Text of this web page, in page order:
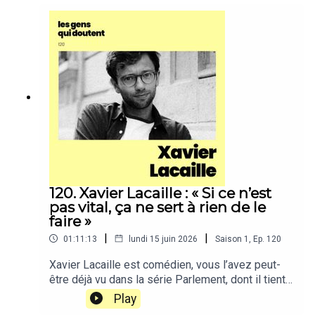
120. Xavier Lacaille : « Si ce n’est
pas vital, ça ne sert à rien de le
faire »
01:11:13 | lundi 15 juin 2026 | Saison 1 , Ep. 120
Xavier Lacaille est comédien, vous l’avez peut-
être déjà vu dans la série Parlement, dont il tient
le premier rôle, dans la très chouette comédie Bis
Repetita avec Louise Bourgoin ou sur scène dans
Play